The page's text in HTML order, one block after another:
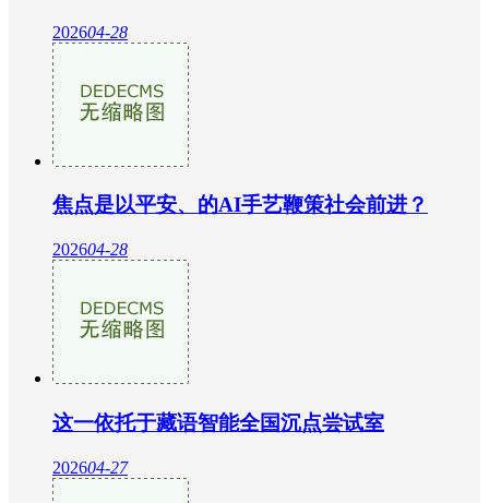
202604-28
焦点是以平安、的AI手艺鞭策社会前进？
202604-28
这一依托于藏语智能全国沉点尝试室
202604-27